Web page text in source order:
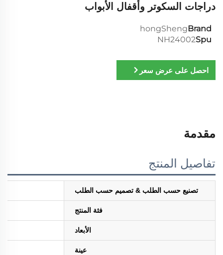
دراجات السكوتر وأقفال الأبواب
Brand
hongSheng
Spu
NH24002
احصل على عرض سعر
مقدمة
تفاصيل المنتج
تصنيع حسب الطلب & تصميم حسب الطلب
فئة المنتج
الأبعاد
عينة